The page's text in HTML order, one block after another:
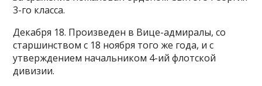
3-го класса.
Декабря 18. Произведен в Вице-адмиралы, со
старшинством с 18 ноября того же года, и с
утверждением начальником 4-ий флотской
дивизии.